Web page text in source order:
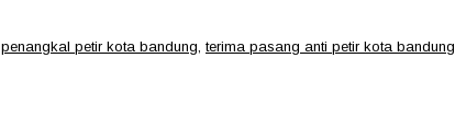
penangkal petir kota bandung terima pasang anti petir kota bandung